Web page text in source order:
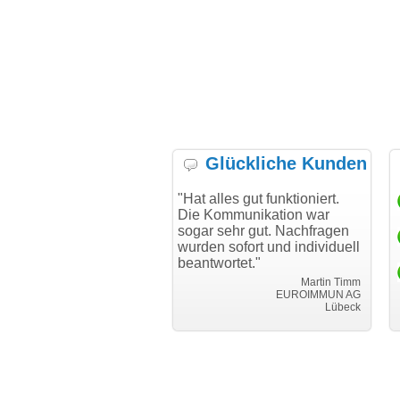
Glückliche Kunden
"Hat alles gut funktioniert.
Die Kommunikation war
sogar sehr gut. Nachfragen
wurden sofort und individuell
beantwortet."
Martin Timm
EUROIMMUN AG
"Danke
Transfer
i can